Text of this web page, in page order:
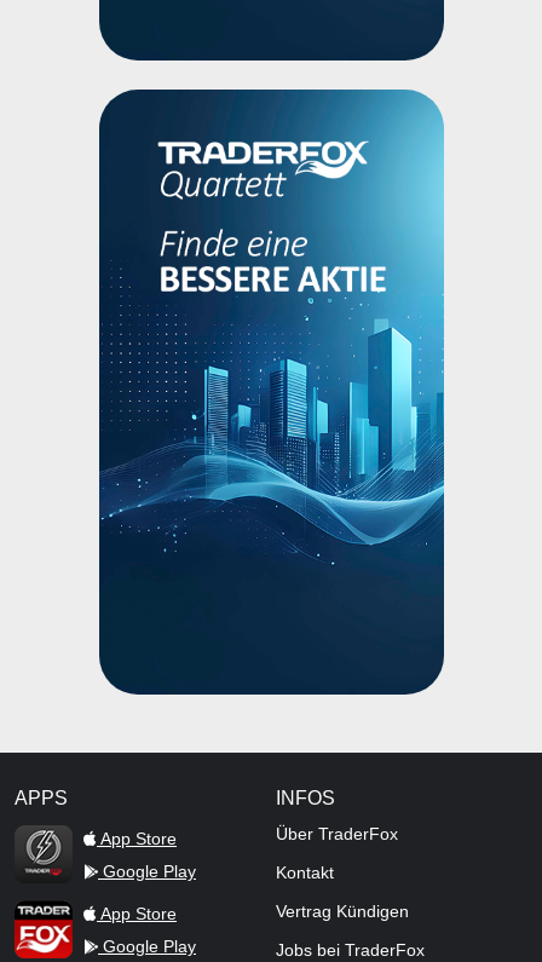
APPS
TraderFox Flash
App Store
Google Play
TraderFox AppApp Store
Google Play
INFOS
Über TraderFox
Kontakt
Vertrag Kündigen
Jobs bei TraderFox